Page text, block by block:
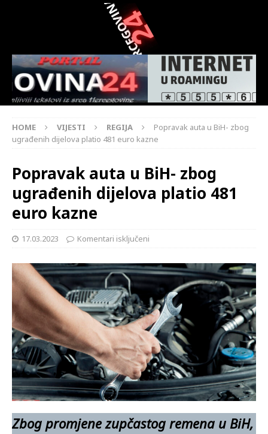
HOME VIJESTI REGIJA
Popravak auta u BiH- zbog
ugrađenih dijelova platio 481 euro kazne
Popravak auta u BiH- zbog
ugrađenih dijelova platio 481
euro kazne
17.03.2023 Komentari isključeni
Zbog promjene zupčastog remena u BiH,